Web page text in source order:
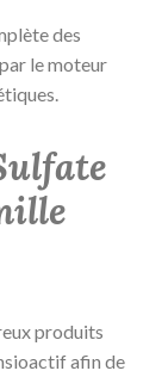
des
le moteur
produits
afin de